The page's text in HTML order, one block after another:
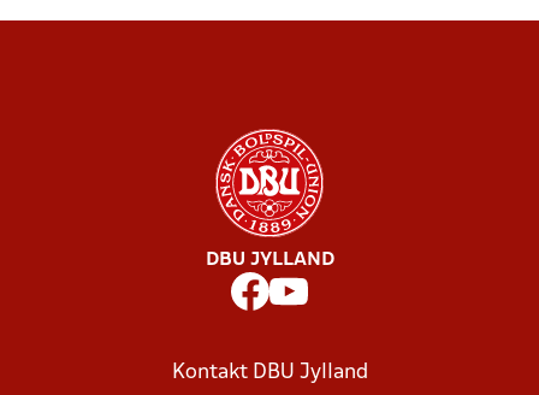
DBU JYLLAND
Kontakt DBU Jylland